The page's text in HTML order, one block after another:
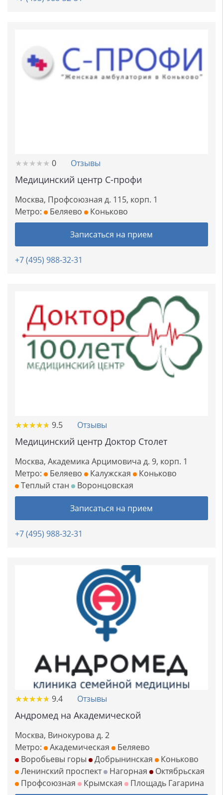
★★★★★
★★★★★ 0 Отзывы
Медицинский центр С-профи
Москва, Профсоюзная д. 115, корп. 1
Метро:
Беляево Коньково
Записаться на прием
+7 (495) 988-32-31
★★★★★
★★★★★ 9.5 Отзывы
Медицинский центр Доктор Столет
Москва, Академика Арцимовича д. 9, корп. 1
Метро:
Беляево Калужская
Коньково
Теплый стан
Воронцовская
Записаться на прием
+7 (495) 988-32-31
★★★★★
★★★★★ 9.4 Отзывы
Андромед на Академической
Москва, Винокурова д. 2
Метро:
Академическая
Беляево
Воробьевы горы
Добрынинская
Коньково
Ленинский проспект
Нагорная
Октябрьская
Профсоюзная
Крымская Площадь Гагарина